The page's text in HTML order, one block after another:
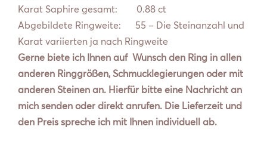
Karat Saphire gesamt: 0.88 ct
Abgebildete Ringweite: 55 – Die Steinanzahl und
Karat variierten ja nach Ringweite
Gerne biete ich Ihnen auf Wunsch den Ring in allen
anderen Ringgrößen, Schmucklegierungen oder mit
anderen Steinen an. Hierfür bitte eine Nachricht an
mich senden oder direkt anrufen. Die Lieferzeit und
den Preis spreche ich mit Ihnen individuell ab.